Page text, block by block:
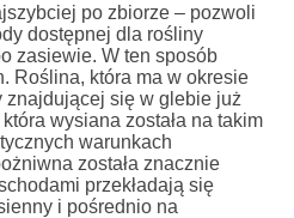
po zbiorze – pozwoli
dostępnej dla rośliny
zasiewie. W ten sposób
Roślina, która ma w okresie
się w glebie już
wysiana została na takim
warunkach
została znacznie
przekładają się
i pośrednio na